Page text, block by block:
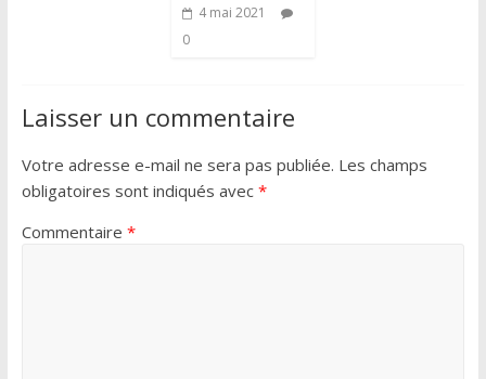
4 mai 2021
0
Laisser un commentaire
Votre adresse e-mail ne sera pas publiée. Les champs
obligatoires sont indiqués avec *
Commentaire *